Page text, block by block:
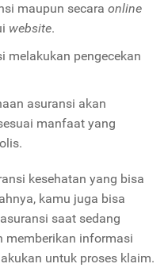
maupun secara online
website.
melakukan pengecekan
asuransi akan
manfaat yang
kesehatan yang bisa
kamu juga bisa
saat sedang
memberikan informasi
untuk proses klaim.